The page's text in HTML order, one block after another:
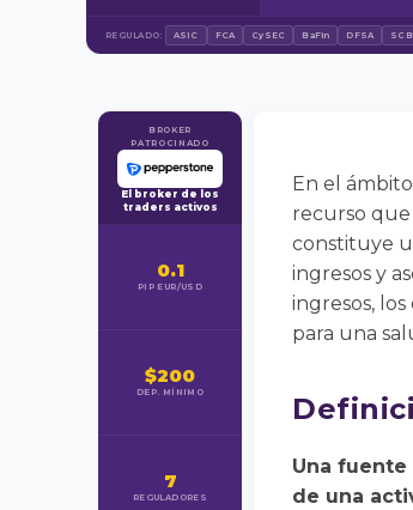
REGULADO: ASIC FCA CySEC BaFin DFSA SCB
BROKER
PATROCINADO
El broker de los
traders activos
0.1
PIP EUR/USD
$200
DEP. MÍNIMO
7
REGULADORES
En el
recurso que
constituye
ingresos y
ingresos,
para una
Una
de una